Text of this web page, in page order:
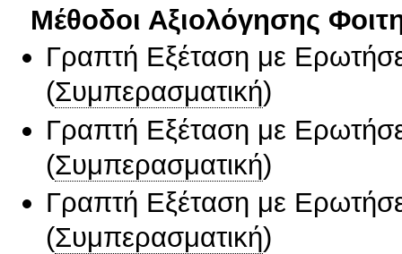
Μέθοδοι Αξιολόγησης
Γραπτή Εξέταση με
(Συμπερασματική)
Γραπτή Εξέταση με
(Συμπερασματική)
Γραπτή Εξέταση με
(Συμπερασματική)